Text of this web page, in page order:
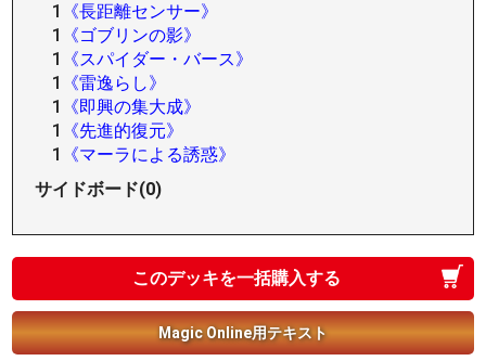
1
《長距離センサー》
1
《ゴブリンの影》
1
《スパイダー・バース》
1
《雷逸らし》
1
《即興の集大成》
1
《先進的復元》
1
《マーラによる誘惑》
サイドボード(0)
このデッキを一括購入する
Magic Online用テキスト